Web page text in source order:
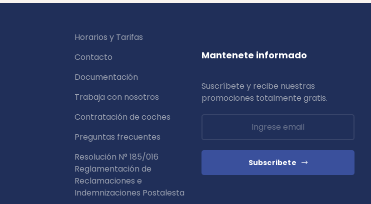
Horarios y Tarifas
Contacto
Documentación
Trabaja con nosotros
Contratación de coches
Preguntas frecuentes
Resolución N° 185/016
Reglamentación de
Reclamaciones e
Indemnizaciones Postalesta
Mantenete informado
Suscríbete y recibe nuestras
promociones totalmente gratis.
Subscribete